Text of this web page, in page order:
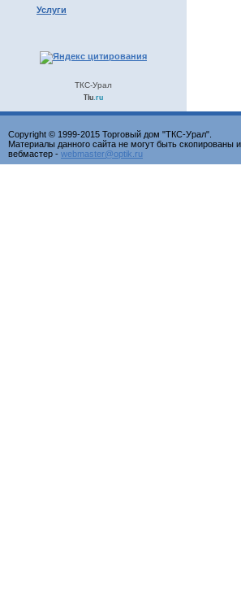
Услуги
ТКС-Урал
Tiu.ru
Copyright © 1999-2015 Торговый дом "ТКС-Урал".
Материалы данного сайта не могут быть скопированы
вебмастер - webmaster@optik.ru